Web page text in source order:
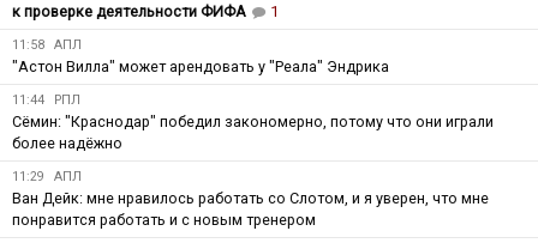
к проверке деятельности ФИФА
1
11:58 АПЛ
"Астон Вилла" может арендовать у "Реала" Эндрика
11:44 РПЛ
Сёмин: "Краснодар" победил закономерно, потому что они играли
более надёжно
11:29 АПЛ
Ван Дейк: мне нравилось работать со Слотом, и я уверен, что мне
понравится работать и с новым тренером